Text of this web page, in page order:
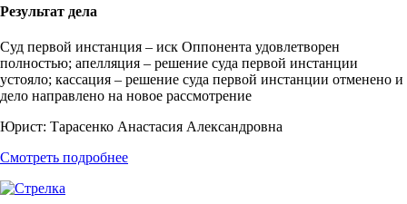
Результат дела
Суд первой инстанция – иск Оппонента удовлетворен
полностью; апелляция – решение суда первой инстанции
устояло; кассация – решение суда первой инстанции отменено и
дело направлено на новое рассмотрение
Юрист: Тарасенко Анастасия Александровна
Смотреть подробнее